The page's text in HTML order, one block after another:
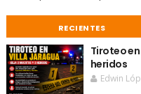
RECIENTES
Tiroteo
heridos
Edwin